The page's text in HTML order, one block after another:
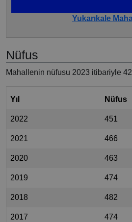
Yukarıkale
Nüfus
Mahallenin nüfusu 2023 itibariyle
Yıl Nüfus
2022 451
2021 466
2020 463
2019 474
2018 482
2017 474